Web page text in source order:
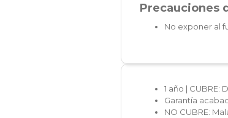
Precauciones
No exponer al
1 año | CUBRE:
Garantía
NO CUBRE: